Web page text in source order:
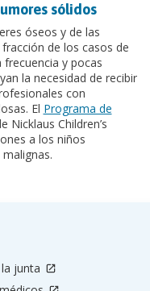
sólidos
óseos y de las
de los casos de
frecuencia y pocas
la necesidad de recibir
con
El Programa de
Nicklaus Children’s
a los niños
junta